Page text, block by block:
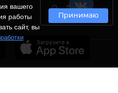
Пункты
самовывоза
вашего
работы
сайт, вы
Принимаю